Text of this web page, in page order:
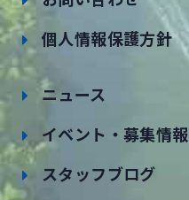
個人情報保護方針
ニュース
イベント・募集情報
スタッフブログ